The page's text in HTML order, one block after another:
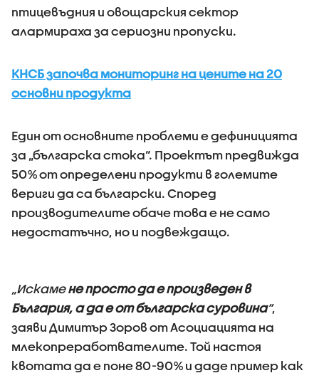
птицевъдния и овощарския сектор
алармираха за сериозни пропуски.
КНСБ започва мониторинг на цените на 20
основни продукта
Един от основните проблеми е дефиницията
за „българска стока“. Проектът предвижда
50% от определени продукти в големите
вериги да са български. Според
производителите обаче това е не само
недостатъчно, но и подвеждащо.
„Искамене просто да е произведен в
България, а да е от българска суровина“,
заяви Димитър Зоров от Асоциацията на
млекопреработвателите. Той настоя
квотата да е поне 80-90% и даде пример как